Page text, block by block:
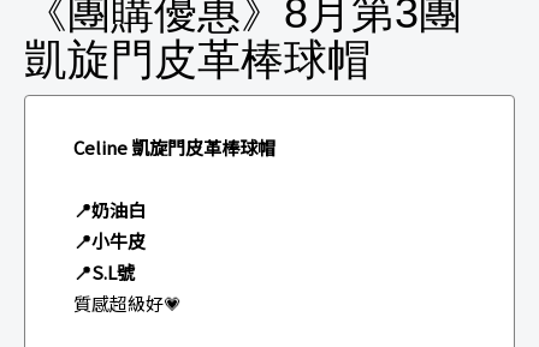
《團購優惠》8月第3團
凱旋門皮革棒球帽
Celine 凱旋門皮革棒球帽
📍奶油白
📍小牛皮
📍S.L號
質感超級好💗